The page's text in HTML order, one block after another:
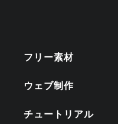
フリー素材
ウェブ制作
チュートリアル